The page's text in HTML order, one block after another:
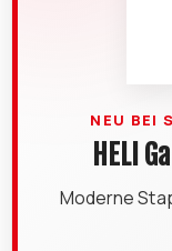
NEU BEI
HELI
Moderne